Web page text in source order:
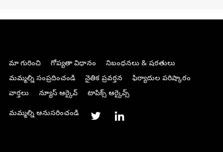
మా గురించి గోప్యతా విధానం
నిబంధనలు & షరతులు
మమ్మల్ని సంప్రదించండి
నైతిక ప్రవర్తన
ఫిర్యాదుల పరిష్కారం
వార్తలు
న్యూస్ ఆర్కైవ్ టాపిక్స్ ఆర్కైవ్స్
మమ్మల్ని అనుసరించండి